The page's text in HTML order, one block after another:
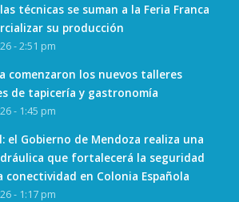
técnicas se suman a la Feria Franca
su producción
- 2:51 pm
comenzaron los nuevos talleres
de tapicería y gastronomía
- 1:45 pm
el Gobierno de Mendoza realiza una
que fortalecerá la seguridad
conectividad en Colonia Española
- 1:17 pm